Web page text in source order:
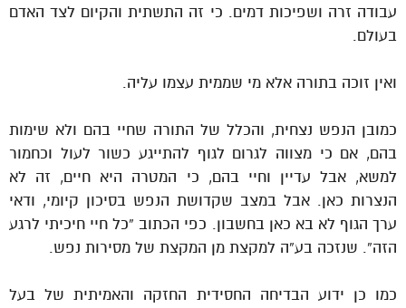
עבודה זרה ושפיכות דמים. כי זה התשתית והקיום לצד האדם
בעולם.
ואין זוכה בתורה אלא מי שממית עצמו עליה.
כמובן הנפש נצחית, והכלל של התורה שחיי בהם ולא שימות
בהם, אם כי מצווה לגרום לגוף להתייגע כשור לעול וכחמור
למשא, אבל עדיין וחיי בהם, כי המטרה היא חיים, זה לא
הנצרות כאן. אבל במצב שקדושת הנפש בסיכון קיומי, ודאי
ערך הגוף לא בא כאן בחשבון. כפי הכתוב “כל חיי חיכיתי לרגע
הזה”. שנזכה בע”ה למקצת מן המקצת של מסירות נפש.
כמו כן ידוע הבדיחה החסידית החזקה והאמיתית של בעל